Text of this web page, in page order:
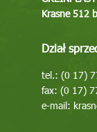
Krasne 512
Dział
tel.: (0 17)
fax: (0 17)
e-mail: